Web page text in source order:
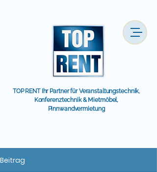
TOP RENT Ihr Partner für Veranstaltungstechnik,
Konferenztechnik & Mietmöbel,
Pinnwandvermietung
Beitrag